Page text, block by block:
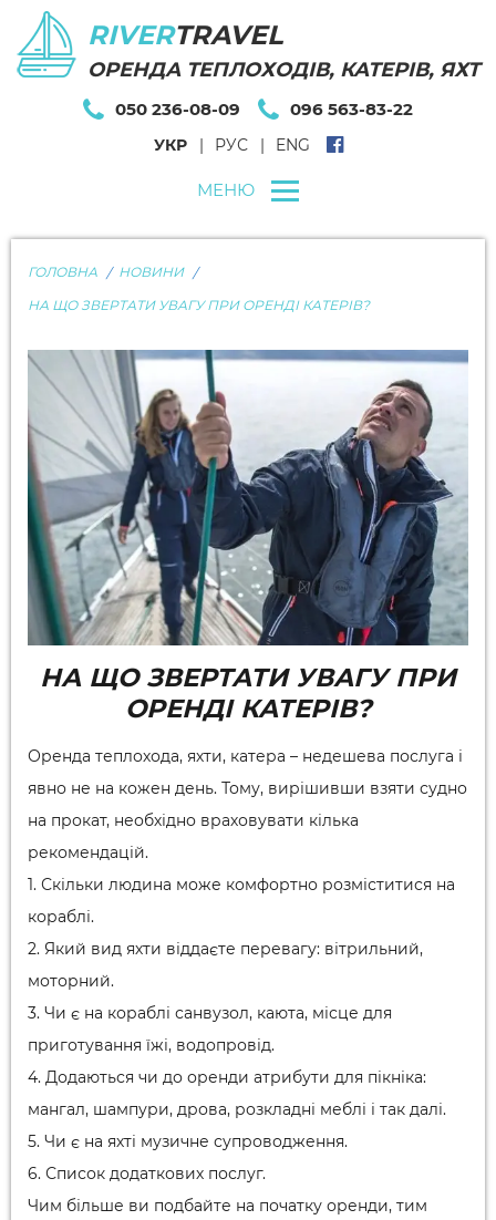
RIVERTRAVEL
ОРЕНДА ТЕПЛОХОДІВ, КАТЕРІВ, ЯХТ
050 236-08-09 096 563-83-22
УКР РУС ENG
МЕНЮ
ГОЛОВНА
НОВИНИ
НА ЩО ЗВЕРТАТИ УВАГУ ПРИ ОРЕНДІ КАТЕРІВ?
НА ЩО ЗВЕРТАТИ УВАГУ ПРИ
ОРЕНДІ КАТЕРІВ?
Оренда теплохода, яхти, катера – недешева послуга і
явно не на кожен день. Тому, вирішивши взяти судно
на прокат, необхідно враховувати кілька
рекомендацій.
1. Скільки людина може комфортно розміститися на
кораблі.
2. Який вид яхти віддаєте перевагу: вітрильний,
моторний.
3. Чи є на кораблі санвузол, каюта, місце для
приготування їжі, водопровід.
4. Додаються чи до оренди атрибути для пікніка:
мангал, шампури, дрова, розкладні меблі і так далі.
5. Чи є на яхті музичне супроводження.
6. Список додаткових послуг.
Чим більше ви подбайте на початку оренди, тим